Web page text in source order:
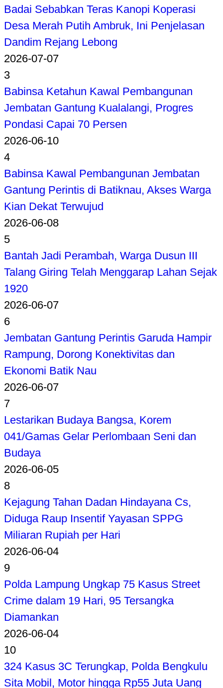
Badai Sebabkan Teras Kanopi Koperasi
Desa Merah Putih Ambruk, Ini Penjelasan
Dandim Rejang Lebong
2026-07-07
3
Babinsa Ketahun Kawal Pembangunan
Jembatan Gantung Kualalangi, Progres
Pondasi Capai 70 Persen
2026-06-10
4
Babinsa Kawal Pembangunan Jembatan
Gantung Perintis di Batiknau, Akses Warga
Kian Dekat Terwujud
2026-06-08
5
Bantah Jadi Perambah, Warga Dusun III
Talang Giring Telah Menggarap Lahan Sejak
1920
2026-06-07
6
Jembatan Gantung Perintis Garuda Hampir
Rampung, Dorong Konektivitas dan
Ekonomi Batik Nau
2026-06-07
7
Lestarikan Budaya Bangsa, Korem
041/Gamas Gelar Perlombaan Seni dan
Budaya
2026-06-05
8
Kejagung Tahan Dadan Hindayana Cs,
Diduga Raup Insentif Yayasan SPPG
Miliaran Rupiah per Hari
2026-06-04
9
Polda Lampung Ungkap 75 Kasus Street
Crime dalam 19 Hari, 95 Tersangka
Diamankan
2026-06-04
10
324 Kasus 3C Terungkap, Polda Bengkulu
Sita Mobil, Motor hingga Rp55 Juta Uang